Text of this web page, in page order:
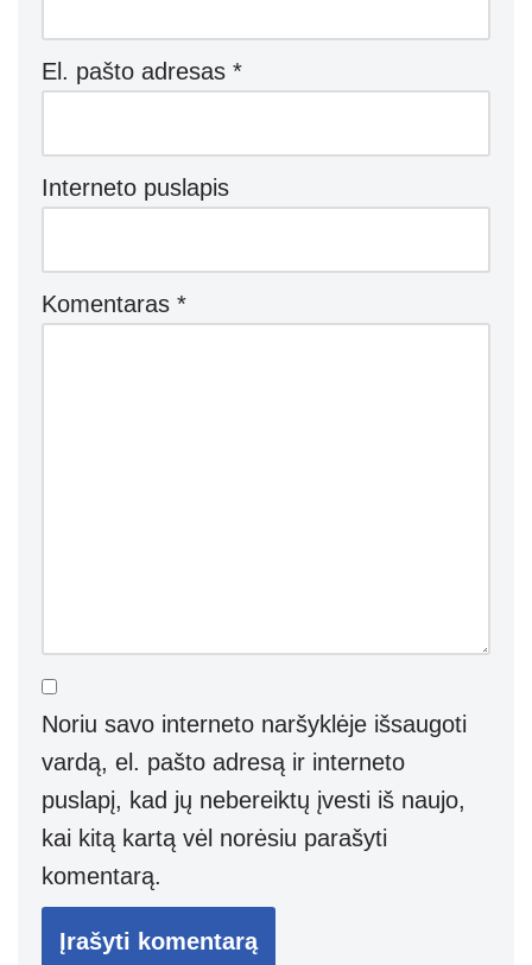
El. pašto adresas *
Interneto puslapis
Komentaras *
Noriu savo interneto naršyklėje išsaugoti
vardą, el. pašto adresą ir interneto
puslapį, kad jų nebereiktų įvesti iš naujo,
kai kitą kartą vėl norėsiu parašyti
komentarą.